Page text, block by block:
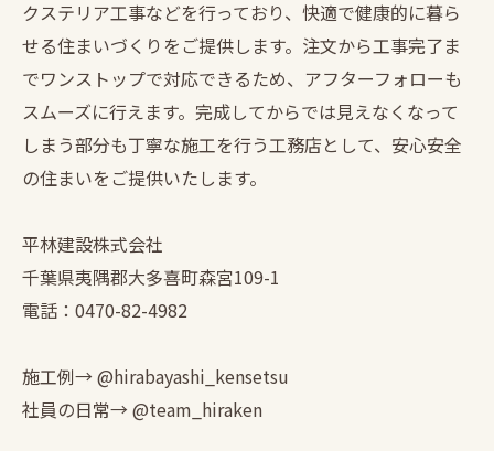
クステリア工事などを行っており、快適で健康的に暮ら
せる住まいづくりをご提供します。注文から工事完了ま
でワンストップで対応できるため、アフターフォローも
スムーズに行えます。完成してからでは見えなくなって
しまう部分も丁寧な施工を行う工務店として、安心安全
の住まいをご提供いたします。
平林建設株式会社
千葉県夷隅郡大多喜町森宮109-1
電話：0470-82-4982
施工例→ @hirabayashi_kensetsu
社員の日常→ @team_hiraken